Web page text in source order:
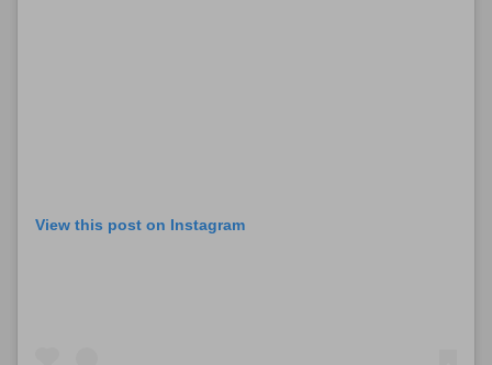
View this post on Instagram